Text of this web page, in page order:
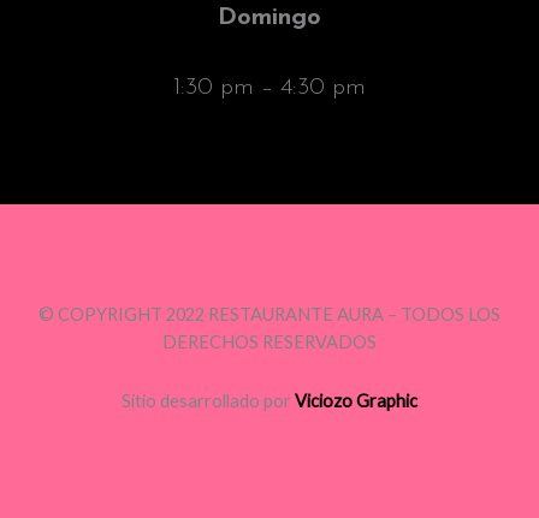
Domingo
1:30 pm – 4:30 pm
© COPYRIGHT 2022 RESTAURANTE AURA – TODOS LOS
DERECHOS RESERVADOS
Sitio desarrollado por Viciozo Graphic